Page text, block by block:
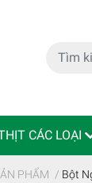
CÁC LOẠI
Indo - ThaiLan
PHẨM / Bột